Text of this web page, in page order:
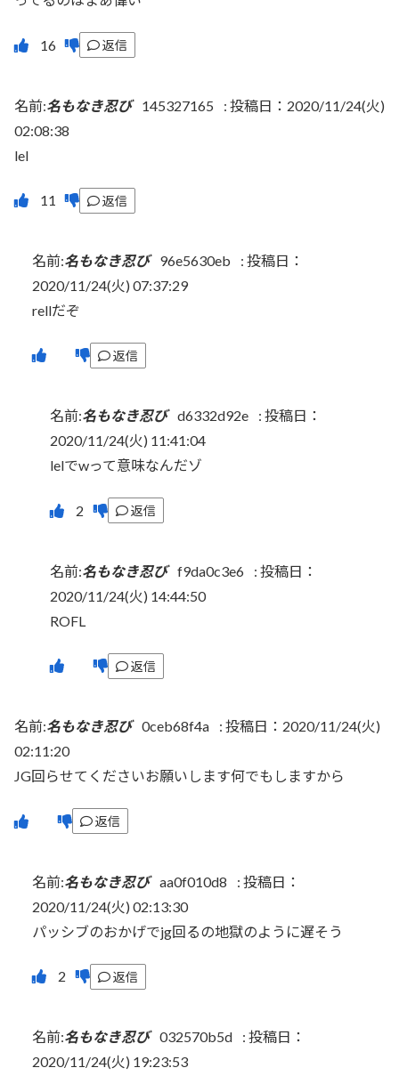
返信
名前:名もなき忍び 145327165 : 投稿日：2020/11/24(火)
02:08:38
lel
返信
名前:名もなき忍び 96e5630eb : 投稿日：
2020/11/24(火) 07:37:29
rellだぞ
返信
名前:名もなき忍び d6332d92e : 投稿日：
2020/11/24(火) 11:41:04
lelでwって意味なんだゾ
返信
名前:名もなき忍び f9da0c3e6 : 投稿日：
2020/11/24(火) 14:44:50
ROFL
返信
名前:名もなき忍び 0ceb68f4a : 投稿日：2020/11/24(火)
02:11:20
JG回らせてくださいお願いします何でもしますから
返信
名前:名もなき忍び aa0f010d8 : 投稿日：
2020/11/24(火) 02:13:30
パッシブのおかげでjg回るの地獄のように遅そう
返信
名前:名もなき忍び 032570b5d : 投稿日：
2020/11/24(火) 19:23:53